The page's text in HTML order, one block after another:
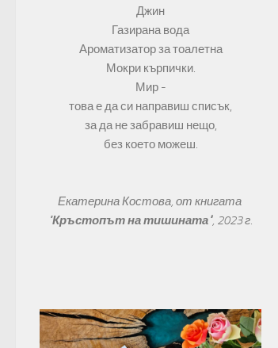
Джин
Газирана вода
Ароматизатор за тоалетна
Мокри кърпички.
Мир -
това е да си направиш списък,
за да не забравиш нещо,
без което можеш.
Екатерина Костова, от книгата
"Кръстопът на тишината", 2023 г.